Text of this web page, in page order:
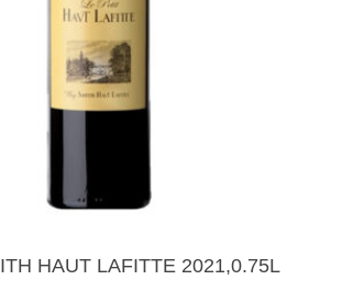
Додади Во Кошничка
HAUT LAFITTE 2021,0.75L